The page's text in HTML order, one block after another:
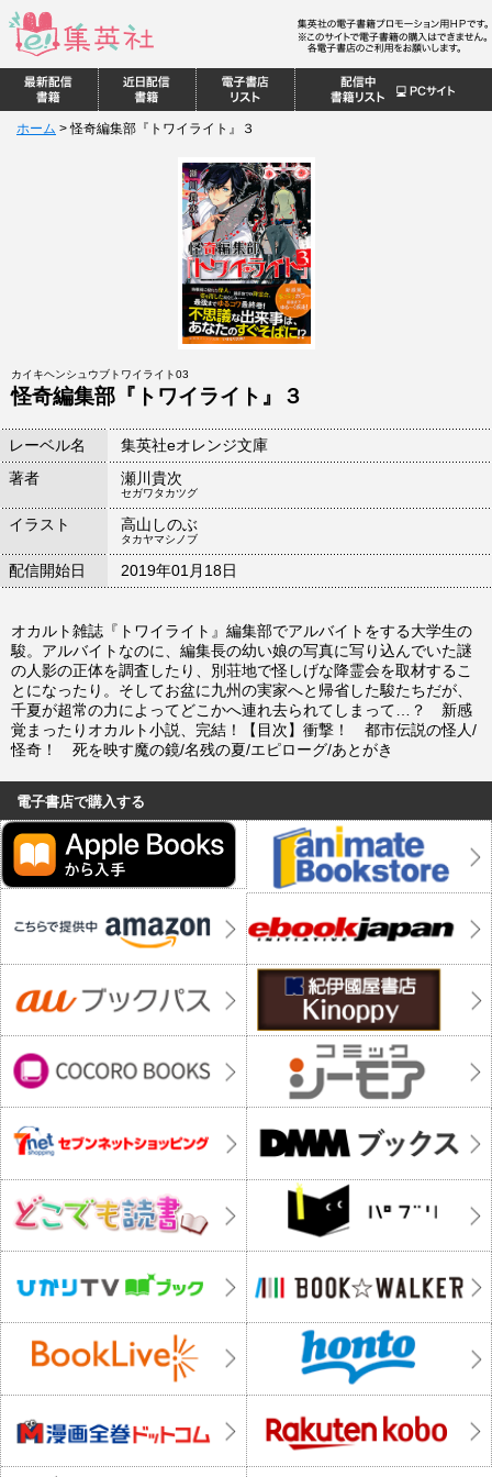
ホーム >怪奇編集部『トワイライト』３
カイキヘンシュウブトワイライト03
怪奇編集部『トワイライト』３
レーベル名
集英社eオレンジ文庫
著者
瀬川貴次
セガワタカツグ
イラスト 高山しのぶ
タカヤマシノブ
配信開始日 2019年01月18日
オカルト雑誌『トワイライト』編集部でアルバイトをする大学生の
駿。アルバイトなのに、編集長の幼い娘の写真に写り込んでいた謎
の人影の正体を調査したり、別荘地で怪しげな降霊会を取材するこ
とになったり。そしてお盆に九州の実家へと帰省した駿たちだが、
千夏が超常の力によってどこかへ連れ去られてしまって…？ 新感
覚まったりオカルト小説、完結！【目次】衝撃！ 都市伝説の怪人/
怪奇！ 死を映す魔の鏡/名残の夏/エピローグ/あとがき
電子書店で購入する